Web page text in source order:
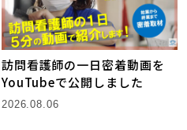
訪問看護師の一日密着動画を
YouTubeで公開しました
2026.08.06